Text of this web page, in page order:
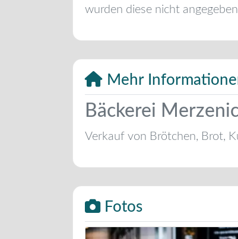
wurden diese nicht
Mehr
Bäckerei
Verkauf von Brötchen, Brot,
Fotos